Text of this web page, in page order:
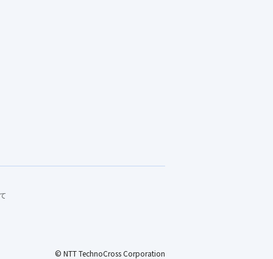
© NTT TechnoCross Corporation